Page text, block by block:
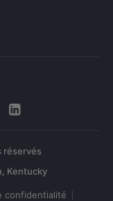
réservés
confidentialité